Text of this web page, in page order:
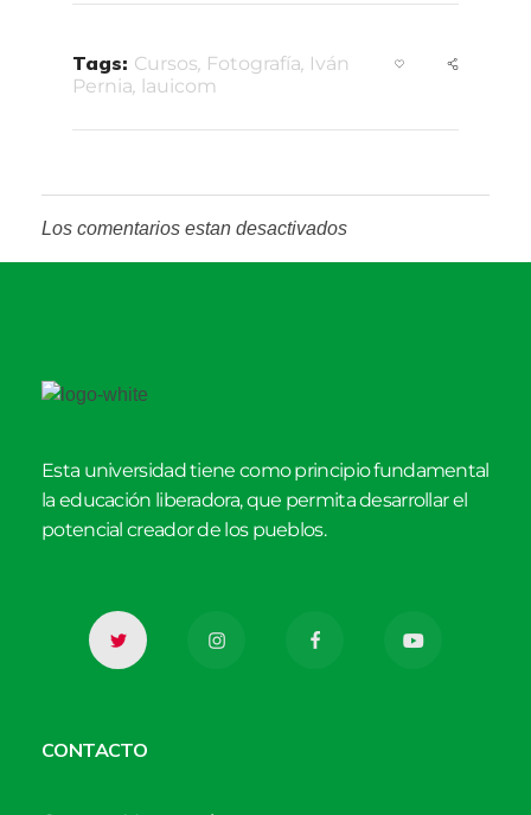
Tags: Cursos Fotografía Iván
Pernia lauicom
Los comentarios estan desactivados
Esta universidad tiene como principio fundamental
la educación liberadora, que permita desarrollar el
potencial creador de los pueblos.
CONTACTO